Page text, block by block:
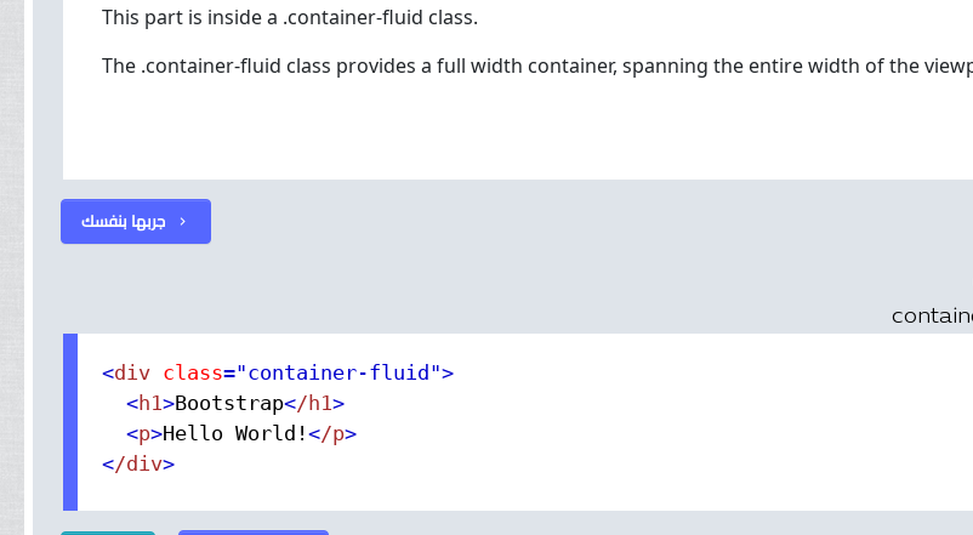
جربها بنفسك chevron_right
<div class="container-fluid">
<h1>Bootstrap</h1>
<p>Hello World! </p>
</div>